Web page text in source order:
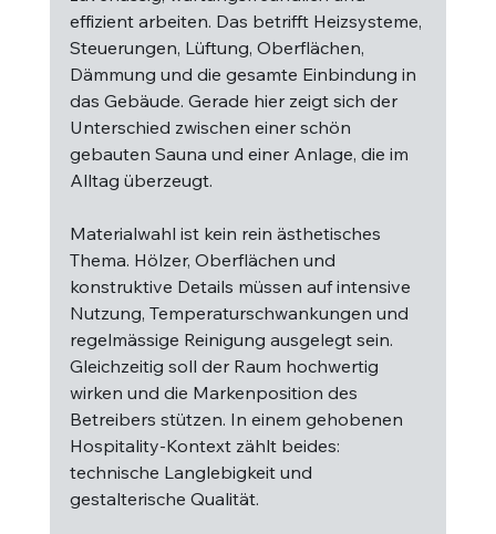
effizient arbeiten. Das betrifft Heizsysteme,
Steuerungen, Lüftung, Oberflächen,
Dämmung und die gesamte Einbindung in
das Gebäude. Gerade hier zeigt sich der
Unterschied zwischen einer schön
gebauten Sauna und einer Anlage, die im
Alltag überzeugt.
Materialwahl ist kein rein ästhetisches
Thema. Hölzer, Oberflächen und
konstruktive Details müssen auf intensive
Nutzung, Temperaturschwankungen und
regelmässige Reinigung ausgelegt sein.
Gleichzeitig soll der Raum hochwertig
wirken und die Markenposition des
Betreibers stützen. In einem gehobenen
Hospitality-Kontext zählt beides:
technische Langlebigkeit und
gestalterische Qualität.